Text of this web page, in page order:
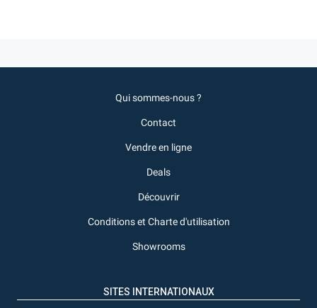
Qui sommes-nous ?
Contact
Vendre en ligne
Deals
Découvrir
Conditions et Charte d'utilisation
Showrooms
SITES INTERNATIONAUX